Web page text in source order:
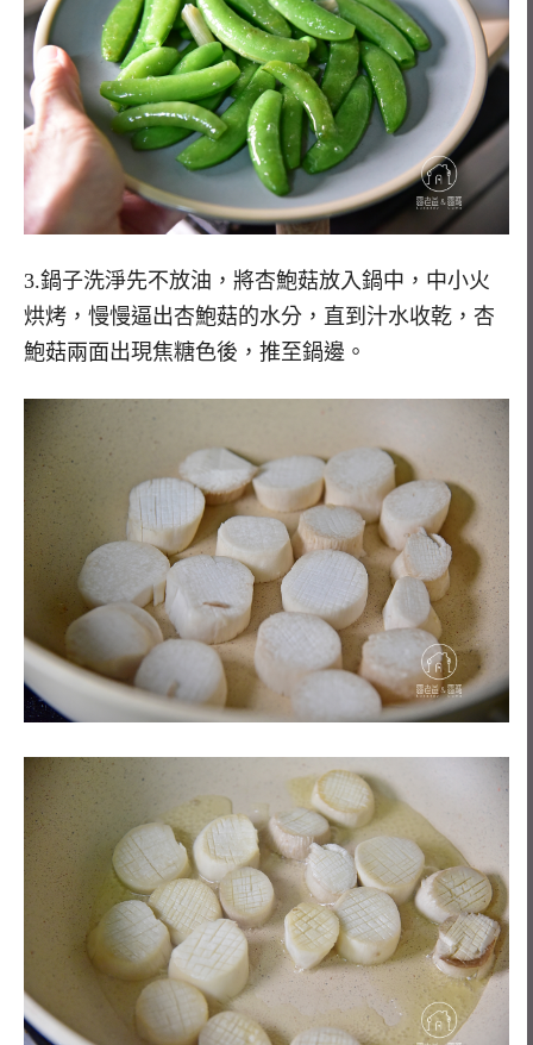
3.鍋子洗淨先不放油，將杏鮑菇放入鍋中，中小火
烘烤，慢慢逼出杏鮑菇的水分，直到汁水收乾，杏
鮑菇兩面出現焦糖色後，推至鍋邊。